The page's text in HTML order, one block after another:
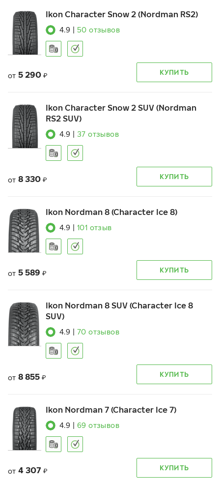
Ikon Character Snow 2 (Nordman RS2)
4.9 50 отзывов
от 5 290 ₽ КУПИТЬ
Ikon Character Snow 2 SUV (Nordman
RS2 SUV)
4.9 37 отзывов
от 8 330 ₽ КУПИТЬ
Ikon Nordman 8 (Character Ice 8)
4.9 101 отзыв
от 5 589 ₽ КУПИТЬ
Ikon Nordman 8 SUV (Character Ice 8
SUV)
4.9 70 отзывов
от 8 855 ₽ КУПИТЬ
Ikon Nordman 7 (Character Ice 7)
4.9 69 отзывов
от 4 307 ₽ КУПИТЬ